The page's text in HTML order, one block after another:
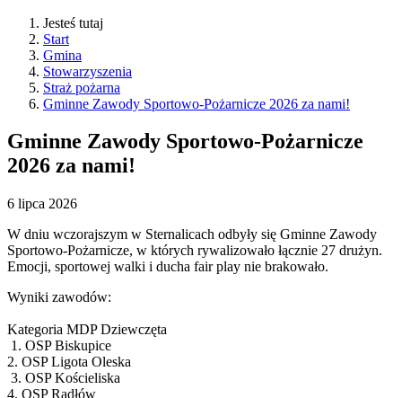
Jesteś tutaj
Start
Gmina
Stowarzyszenia
Straż pożarna
Gminne Zawody Sportowo-Pożarnicze 2026 za nami!
Gminne Zawody Sportowo-Pożarnicze
2026 za nami!
6 lipca 2026
W dniu wczorajszym w Sternalicach odbyły się Gminne Zawody
Sportowo-Pożarnicze, w których rywalizowało łącznie 27 drużyn.
Emocji, sportowej walki i ducha fair play nie brakowało.
Wyniki zawodów:
Kategoria MDP Dziewczęta
1. OSP Biskupice
2. OSP Ligota Oleska
3. OSP Kościeliska
4. OSP Radłów